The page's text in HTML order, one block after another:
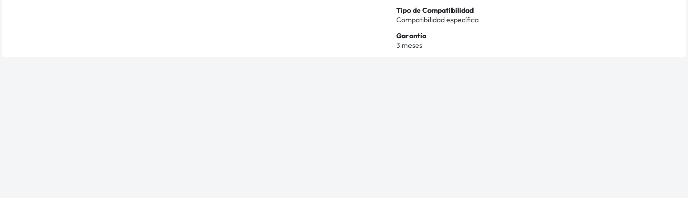
Tipo de Compatibilidad
Compatibilidad específica
Garantía
3 meses